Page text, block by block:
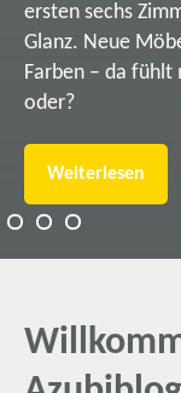
ersten sechs
Glanz. Neue
Farben – da fühlt
oder?
Weiterlesen